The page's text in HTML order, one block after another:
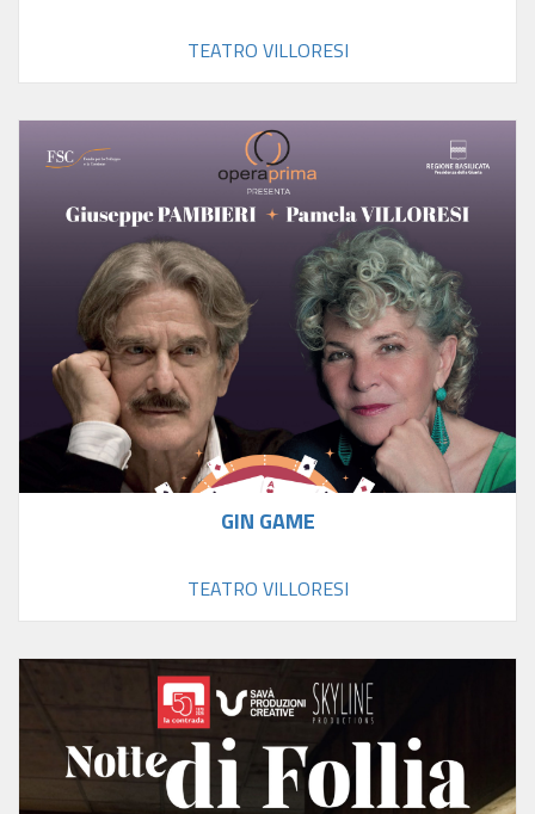
TEATRO VILLORESI
GIN GAME
TEATRO VILLORESI